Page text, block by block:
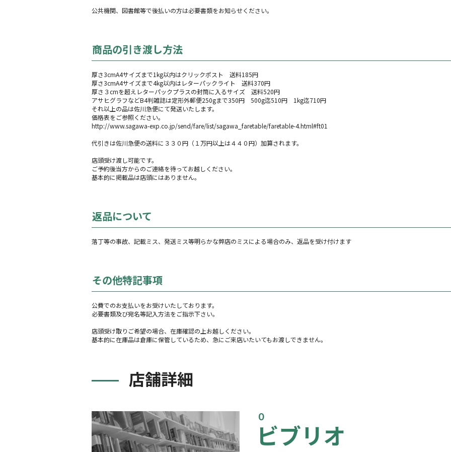
公共機関、図書館等で後払いの方は必要書類をお知らせください。
商品の引き渡し方法
厚さ3cmA4サイズまで1kg以内はクリックポスト 送料185円
厚さ3cmA4サイズまで4kg以内はレターパックライト 送料370円
厚さ３cmを超えレターパックプラスの封筒に入るサイズ 送料520円
アサヒグラフなどB4判雑誌は定形外郵便250gまで350円 500g迄510円 1kg迄710円
それ以上の品は佐川急便にて発送いたします。
価格表をご参照ください。
http://www.sagawa-exp.co.jp/send/fare/list/sagawa_faretable/faretable-4.html#ft01
代引きは佐川急便の送料に３３０円（１万円以上は４４０円）加算されます。
店頭受け渡し可能です。
ご予約後当方からのご連絡を待ってお越しください。
基本的に掲載品は店頭にはありません。
返品について
落丁等の事故、記載ミス、発送ミス等明らかな弊店のミスによる場合のみ、返品を受け付けます
その他特記事項
公費でのお支払いをお受けいたしております。
必要書類及び宛名等記入方法をご指示下さい。
店頭受け取りご希望の場合、在庫確認の上お越しください。
基本的に在庫品は倉庫に保管しているため、急にご来店いたいてもお渡しできません。
店舗詳細
０
ビブリオ